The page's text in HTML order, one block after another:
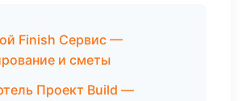
Finish Сервис —
и сметы
Проект Build —